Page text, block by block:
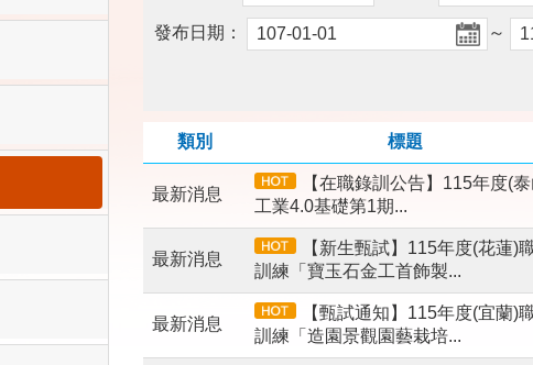
發布日期： ～
類別 標題
最新消息
【在職錄訓公告】115年度(
工業4.0基礎第1期...
最新消息
【新生甄試】115年度(花蓮)
訓練「寶玉石金工首飾製...
最新消息
【甄試通知】115年度(宜蘭)
訓練「造園景觀園藝栽培...